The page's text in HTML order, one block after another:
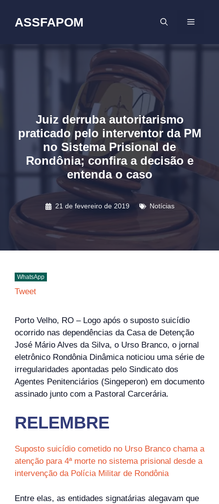
ASSFAPOM MENU
Juiz derruba autoritarismo
praticado pelo interventor da PM
no Sistema Prisional de
Rondônia; confira a decisão e
entenda o caso
21 de fevereiro de 2019 Notícias
WhatsApp
Tweet
Porto Velho, RO – Logo após o suposto suicídio
ocorrido nas dependências da Casa de Detenção
José Mário Alves da Silva, o Urso Branco, o jornal
eletrônico Rondônia Dinâmica noticiou uma série de
irregularidades apontadas pelo Sindicato dos
Agentes Penitenciários (Singeperon) em documento
assinado junto com a Pastoral Carcerária.
RELEMBRE
Suposto suicídio cometido no Urso Branco chama a
atenção para 4ª morte no sistema prisional desde a
intervenção da Polícia Militar de Rondônia
Entre elas, as entidades signatárias alegavam que